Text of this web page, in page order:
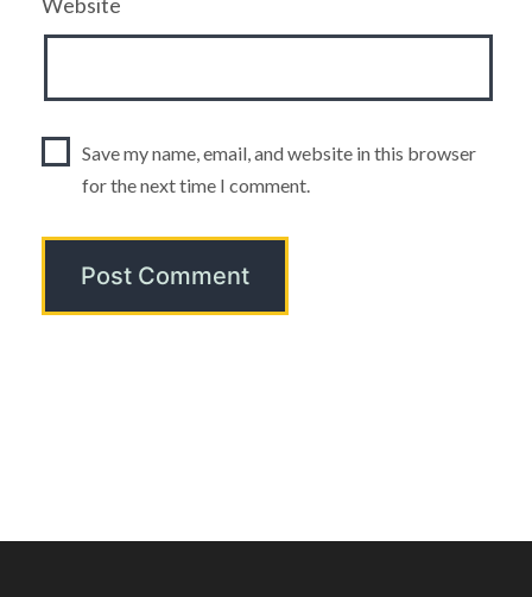
Save my name, email, and website in this browser
for the next time I comment.